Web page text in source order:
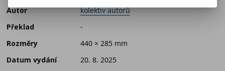
Autor
kolektiv autorů
Překlad
-
Rozměry
440 × 285 mm
Datum vydání
20. 8. 2025